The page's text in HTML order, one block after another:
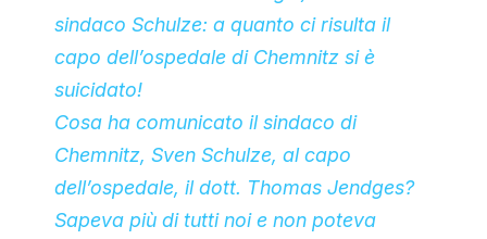
sindaco Schulze: a quanto ci risulta il
capo dell’ospedale di Chemnitz si è
suicidato!
Cosa ha comunicato il sindaco di
Chemnitz, Sven Schulze, al capo
dell’ospedale, il dott. Thomas Jendges?
Sapeva più di tutti noi e non poteva